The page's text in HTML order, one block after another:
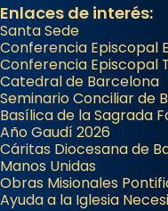
Enlaces de interés:
Santa Sede
Conferencia Episcopal
Conferencia Episcopal
Catedral de Barcelona
Seminario Conciliar de
Basílica de la Sagrada
Año Gaudí 2026
Cáritas Diocesana de
Manos Unidas
Obras Misionales
Ayuda a la Iglesia